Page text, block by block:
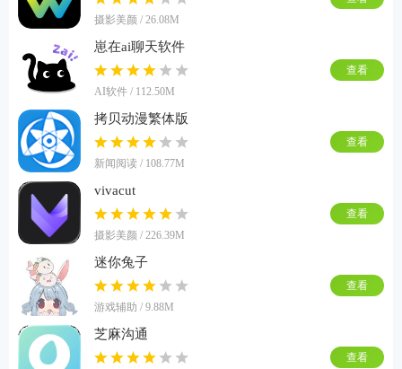
摄影美颜 / 26.08M
崽在ai聊天软件
AI软件 / 112.50M
查看
拷贝动漫繁体版
新闻阅读 / 108.77M
查看
vivacut
摄影美颜 / 226.39M
查看
迷你兔子
游戏辅助 / 9.88M
查看
芝麻沟通
查看